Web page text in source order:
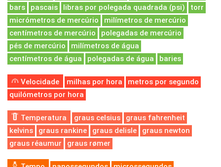
bars
pascais libras por polegada quadrada (psi)
torr
micrómetros de mercúrio
milímetros de mercúrio
centímetros de mercúrio
polegadas de mercúrio
pés de mercúrio
milímetros de água
centímetros de água
polegadas de água baries
Velocidade milhas por hora
metros por segundo
quilómetros por hora
Temperatura graus celsius
graus fahrenheit
kelvins
graus rankine graus delisle
graus newton
graus réaumur
graus rømer